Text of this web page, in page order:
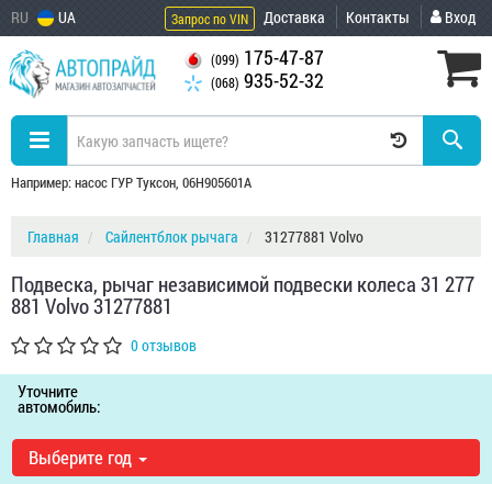
RU UA Запрос по VIN Доставка Контакты Вход
(099) 175-47-87
(068) 935-52-32
Например: насос ГУР Туксон, 06H905601A
Главная Сайлентблок рычага 31277881 Volvo
Подвеска, рычаг независимой подвески колеса 31 277
881 Volvo 31277881
0 отзывов
Уточните
автомобиль:
Выберите год